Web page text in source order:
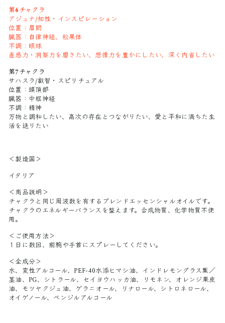
第6チャクラ
アジュナ/知性・インスピレーション
位置：眉間
臓器：自律神経、松果体
不調：眼球
直感力・洞察力を磨きたい、想像力を豊かにしたい、深く内省したい
第7チャクラ
サハスラ/叡智・スピリチュアル
位置：頭頂部
臓器：中枢神経
不調：精神
万物と調和したい、高次の存在とつながりたい、愛と平和に満ちた生
活を送りたい
＜製造国＞
イタリア
＜商品説明＞
チャクラと同じ周波数を有するブレンドエッセンシャルオイルです。
チャクラのエネルギーバランスを整えます。合成物質、化学物質不使
用。
＜ご使用方法＞
１日に数回、前腕や手首にスプレーしてください。
＜全成分＞
水、変性アルコール、PEF-40水添ヒマシ油、インドレモングラス葉／
茎油、PG、シトラール、セイヨウハッカ油、リモネン、オレンジ果皮
油、モツヤクジュ油、ゲラニオール、リナロール、シトロネロール、
オイゲノール、ベンジルアルコール